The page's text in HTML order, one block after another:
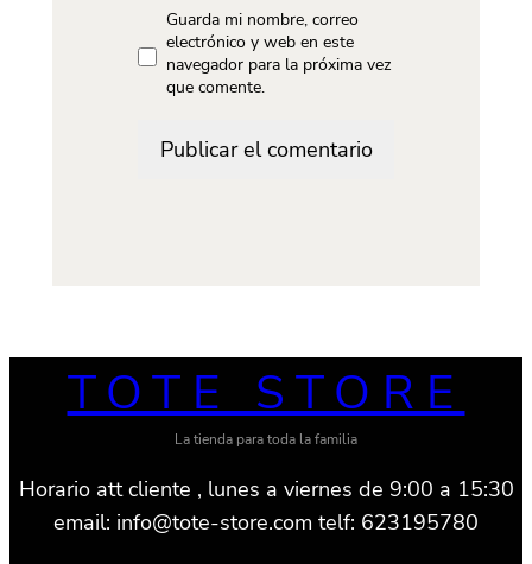
Guarda mi nombre, correo
electrónico y web en este
navegador para la próxima vez
que comente.
TOTE STORE
La tienda para toda la familia
Horario att cliente , lunes a viernes de 9:00 a 15:30
email: info@tote-store.com telf: 623195780